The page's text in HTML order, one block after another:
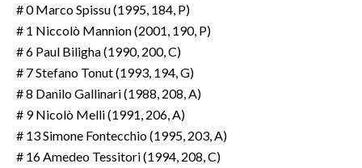
# 0 Marco Spissu (1995, 184, P)
# 1 Niccolò Mannion (2001, 190, P)
# 6 Paul Biligha (1990, 200, C)
# 7 Stefano Tonut (1993, 194, G)
# 8 Danilo Gallinari (1988, 208, A)
# 9 Nicolò Melli (1991, 206, A)
# 13 Simone Fontecchio (1995, 203, A)
# 16 Amedeo Tessitori (1994, 208, C)